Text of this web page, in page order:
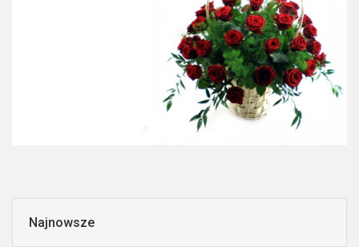
Najnowsze